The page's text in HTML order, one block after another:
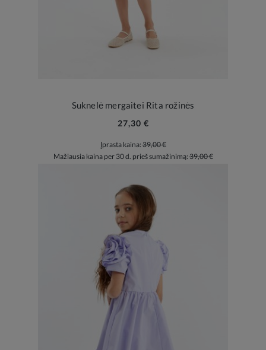
Suknelė mergaitei Rita rožinės
27,30 €
Įprasta kaina:39,00 €
Mažiausia kaina per 30 d. prieš sumažinimą:39,00 €